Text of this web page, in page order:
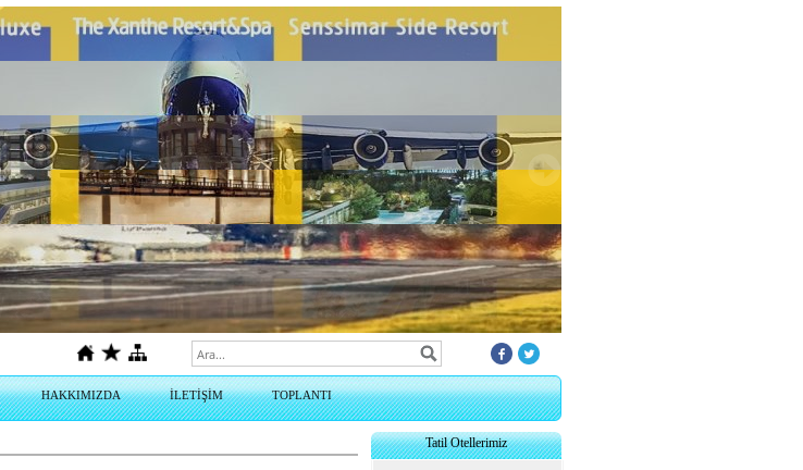
HAKKIMIZDA İLETİŞİM TOPLANTI
Tatil Otellerimiz